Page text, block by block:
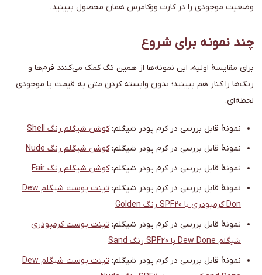
وضعیت موجودی را در کارت ووکامرس همان محصول ببینید.
چند نمونه برای شروع
برای مقایسهٔ اولیه، این نمونه‌ها از همین تگ کمک می‌کنند فرم‌ها و
رنگ‌ها را کنار هم ببینید؛ بدون وابسته کردن متن به قیمت یا موجودی
لحظه‌ای.
نمونهٔ قابل بررسی در کرم پودر شیگلم:کوشن شیگلم رنگ Shell
نمونهٔ قابل بررسی در کرم پودر شیگلم:کوشن شیگلم رنگ Nude
نمونهٔ قابل بررسی در کرم پودر شیگلم:کوشن شیگلم رنگ Fair
نمونهٔ قابل بررسی در کرم پودر شیگلم:
تینت پوست شیگلم Dew
Don کرمپودری با SPF20 رنگ Golden
نمونهٔ قابل بررسی در کرم پودر شیگلم: تینت پوست کرمپودری
شیگلم Dew Done با SPF20 رنگ Sand
نمونهٔ قابل بررسی در کرم پودر شیگلم:
تینت پوست شیگلم Dew